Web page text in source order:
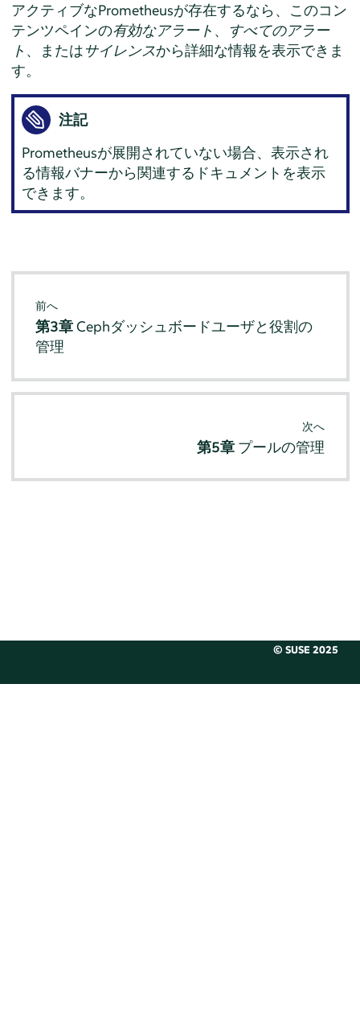
アクティブなPrometheusが存在するなら、このコン
テンツペインの有効なアラート 、
すべてのアラー
ト 、またはサイレンスから詳細な情報を表示できま
す。
注記
Prometheusが展開されていない場合、表示され
る情報バナーから関連するドキュメントを表示
できます。
前へ
第3章Cephダッシュボードユーザと役割の
管理
次へ
第5章 プールの管理
© SUSE 2025